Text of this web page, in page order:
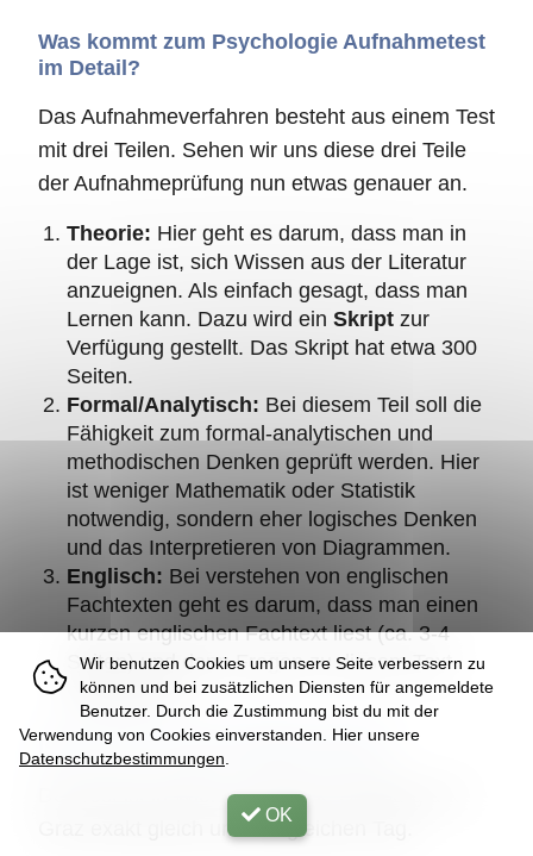
Was kommt zum Psychologie Aufnahmetest
im Detail?
Das Aufnahmeverfahren besteht aus einem Test
mit drei Teilen. Sehen wir uns diese drei Teile
der Aufnahmeprüfung nun etwas genauer an.
Theorie: Hier geht es darum, dass man in
der Lage ist, sich Wissen aus der Literatur
anzueignen. Als einfach gesagt, dass man
Lernen kann. Dazu wird ein Skript zur
Verfügung gestellt. Das Skript hat etwa 300
Seiten.
Formal/Analytisch: Bei diesem Teil soll die
Fähigkeit zum formal-analytischen und
methodischen Denken geprüft werden. Hier
ist weniger Mathematik oder Statistik
notwendig, sondern eher logisches Denken
und das Interpretieren von Diagrammen.
Englisch: Bei verstehen von englischen
Fachtexten geht es darum, dass man einen
kurzen englischen Fachtext liest (ca. 3-4
Seiten) und dann Fragen zu diesem Text
beantwortet.
Ist der Test in allen Städten gleich?
Der Test ist in Wien, Innsbruck, Salzburg und
Graz exakt gleich und am gleichen Tag.
Wir benutzen Cookies um unsere Seite verbessern zu
können und bei zusätzlichen Diensten für angemeldete
Benutzer. Durch die Zustimmung bist du mit der
Verwendung von Cookies einverstanden. Hier unsere
Datenschutzbestimmungen
OK